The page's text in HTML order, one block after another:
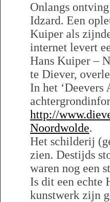
Onlangs
Idzard. Een
Kuiper als
internet levert
Hans Kuiper –
te Diever,
In het
http://
Noordwolde.
Het schilderij
zien. Destijds
waren nog een
Is dit een
kunstwerk zijn